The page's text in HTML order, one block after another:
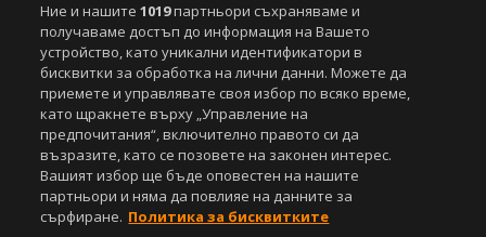
Ние и нашите1019партньори съхраняваме и
получаваме достъп до информация на Вашето
устройство, като уникални идентификатори в
бисквитки за обработка на лични данни. Можете да
приемете и управлявате своя избор по всяко време,
като щракнете върху „Управление на
предпочитания“, включително правото си да
възразите, като се позовете на законен интерес.
Вашият избор ще бъде оповестен на нашите
партньори и няма да повлияе на данните за
сърфиране. Политика за бисквитките